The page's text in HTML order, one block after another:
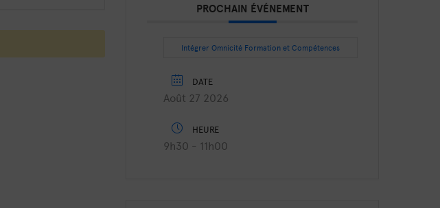
PROCHAIN ÉVÉNEMENT
Intégrer Omnicité Formation et Compétences
DATE
Août 27 2026
HEURE
9h30 - 11h00